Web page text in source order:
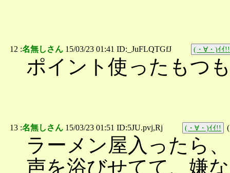
12 :名無しさん 15/03/23 01:41 ID:_JuFLQTGfJ (・∀・)ｲｲ!!
ポイント使ったもつ
13 :名無しさん 15/03/23 01:51 ID:5JU.pvj,Rj (・∀・)ｲｲ!! (
ラーメン屋入ったら
声を浴びせてて、嫌